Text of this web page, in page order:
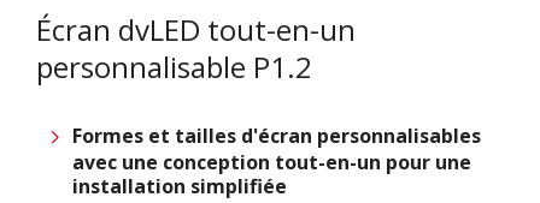
Écran dvLED tout-en-un
personnalisable P1.2
Formes et tailles d'écran personnalisables
avec une conception tout-en-un pour une
installation simplifiée